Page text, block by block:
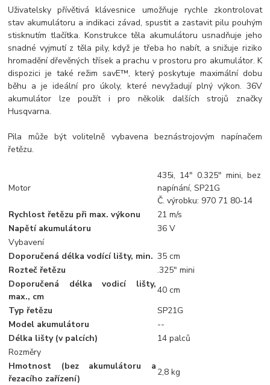
Uživatelsky přívětivá klávesnice umožňuje rychle zkontrolovat
stav akumulátoru a indikaci závad, spustit a zastavit pilu pouhým
stisknutím tlačítka. Konstrukce těla akumulátoru usnadňuje jeho
snadné vyjmutí z těla pily, když je třeba ho nabít, a snižuje riziko
hromadění dřevěných třísek a prachu v prostoru pro akumulátor. K
dispozici je také režim savE™, který poskytuje maximální dobu
běhu a je ideální pro úkoly, které nevyžadují plný výkon. 36V
akumulátor lze použít i pro několik dalších strojů značky
Husqvarna.
Pila může být volitelně vybavena beznástrojovým napínačem
řetězu.
Motor
435i, 14" 0.325" mini, bez
napínání, SP21G
Č. výrobku: 970 71 80‑14
Rychlost řetězu při max. výkonu
21 m/s
Napětí akumulátoru
36 V
Vybavení
Doporučená délka vodící lišty, min. 35 cm
Rozteč řetězu
.325" mini
Doporučená délka vodicí lišty,
max., cm
40 cm
Typ řetězu
SP21G
Model akumulátoru
--
Délka lišty (v palcích)
14 palců
Rozměry
Hmotnost (bez akumulátoru a
řezacího zařízení)
2,8 kg